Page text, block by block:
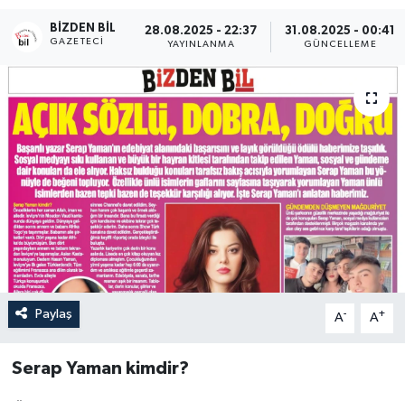
BIZDEN BIL
GAZETECI
28.08.2025 - 22:37
YAYINLANMA
31.08.2025 - 00:41
GÜNCELLEME
Paylaş A- A+
Serap Yaman kimdir?